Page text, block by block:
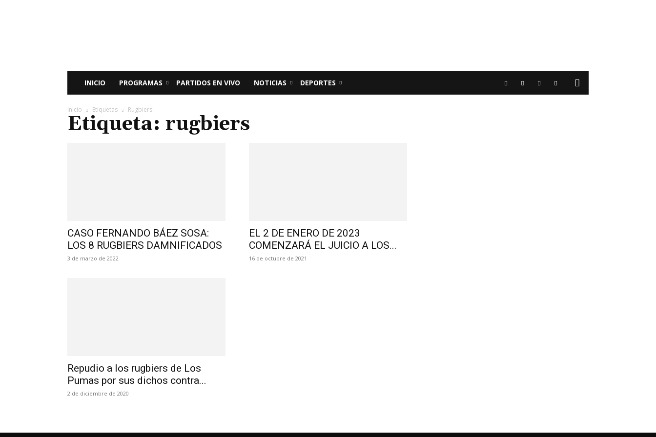
INICIO PROGRAMAS PARTIDOS EN VIVO NOTICIAS DEPORTES
Inicio Etiquetas Rugbiers
Etiqueta: rugbiers
CASO FERNANDO BÁEZ SOSA:
LOS 8 RUGBIERS DAMNIFICADOS
3 de marzo de 2022
EL 2 DE ENERO DE 2023
COMENZARÁ EL JUICIO A LOS...
16 de octubre de 2021
Repudio a los rugbiers de Los
Pumas por sus dichos contra...
2 de diciembre de 2020